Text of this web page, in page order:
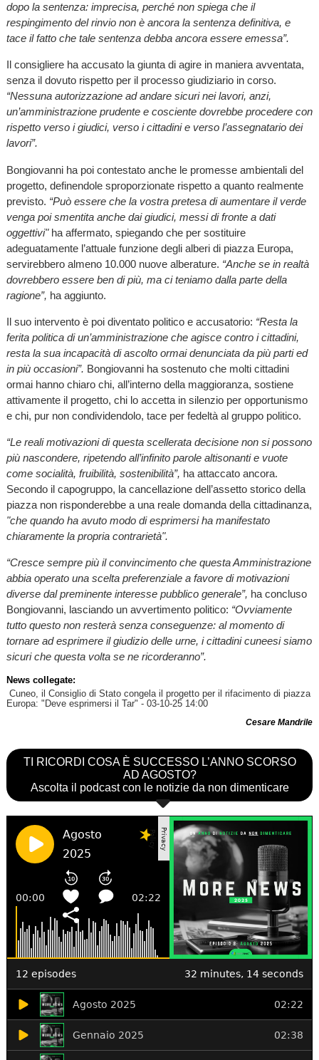
dopo la sentenza: imprecisa, perché non spiega che il
respingimento del rinvio non è ancora la sentenza definitiva, e
tace il fatto che tale sentenza debba ancora essere emessa”.
Il consigliere ha accusato la giunta di agire in maniera avventata,
senza il dovuto rispetto per il processo giudiziario in corso.
“Nessuna autorizzazione ad andare sicuri nei lavori, anzi,
un’amministrazione prudente e cosciente dovrebbe procedere con
rispetto verso i giudici, verso i cittadini e verso l’assegnatario dei
lavori”.
Bongiovanni ha poi contestato anche le promesse ambientali del
progetto, definendole sproporzionate rispetto a quanto realmente
previsto. “Può essere che la vostra pretesa di aumentare il verde
venga poi smentita anche dai giudici, messi di fronte a dati
oggettivi"ha affermato, spiegando che per sostituire
adeguatamente l’attuale funzione degli alberi di piazza Europa,
servirebbero almeno 10.000 nuove alberature. “Anche se in realtà
dovrebbero essere ben di più, ma ci teniamo dalla parte della
ragione”, ha aggiunto.
Il suo intervento è poi diventato politico e accusatorio: “Resta la
ferita politica di un’amministrazione che agisce contro i cittadini,
resta la sua incapacità di ascolto ormai denunciata da più parti ed
in più occasioni”. Bongiovanni ha sostenuto che molti cittadini
ormai hanno chiaro chi, all’interno della maggioranza, sostiene
attivamente il progetto, chi lo accetta in silenzio per opportunismo
e chi, pur non condividendolo, tace per fedeltà al gruppo politico.
“Le reali motivazioni di questa scellerata decisione non si possono
più nascondere, ripetendo all’infinito parole altisonanti e vuote
come socialità, fruibilità, sostenibilità”, ha attaccato ancora.
Secondo il capogruppo, la cancellazione dell’assetto storico della
piazza non risponderebbe a una reale domanda della cittadinanza,
"che quando ha avuto modo di esprimersi ha manifestato
chiaramente la propria contrarietà".
“Cresce sempre più il convincimento che questa Amministrazione
abbia operato una scelta preferenziale a favore di motivazioni
diverse dal preminente interesse pubblico generale”, ha concluso
Bongiovanni, lasciando un avvertimento politico: “Ovviamente
tutto questo non resterà senza conseguenze: al momento di
tornare ad esprimere il giudizio delle urne, i cittadini cuneesi siamo
sicuri che questa volta se ne ricorderanno”.
News collegate:
Cuneo, il Consiglio di Stato congela il progetto per il rifacimento di piazza
Europa: "Deve esprimersi il Tar" - 03-10-25 14:00
Cesare Mandrile
TI RICORDI COSA È SUCCESSO L’ANNO SCORSO
AD AGOSTO?
Ascolta il podcast con le notizie da non dimenticare